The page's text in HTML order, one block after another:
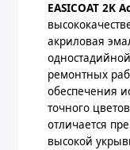
EASICOAT 2K
акриловая
ремонтных
обеспечения
точного
отличается
высокой